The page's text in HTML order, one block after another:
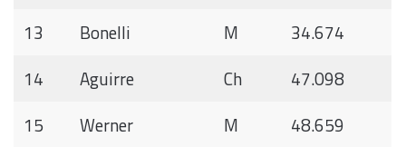
13
Bonelli M
34.674
14
Aguirre Ch
47.098
15
Werner M
48.659